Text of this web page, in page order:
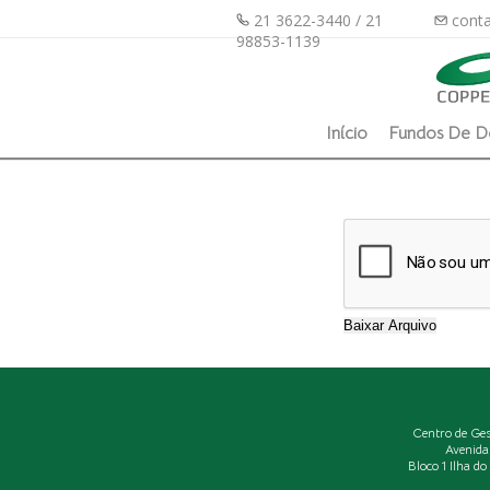
21 3622-3440 / 21
98853-1139
Início Fundos De
Centro de
Bloco 1 Ilha